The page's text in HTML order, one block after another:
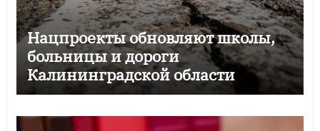
Нацпроекты обновляют школы,
больницы и дороги
Калининградской области